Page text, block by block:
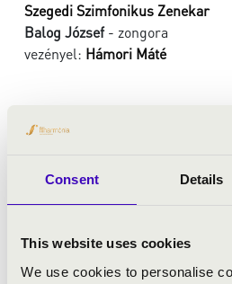
Consent Details
This website uses cookies
We use cookies to personalise
Szegedi Szimfonikus Zenekar
Balog József- zongora
vezényel: Hámori Máté
Beethoven: III. zongoraverseny,
Beethoven: II. szimfónia, D-dúr,